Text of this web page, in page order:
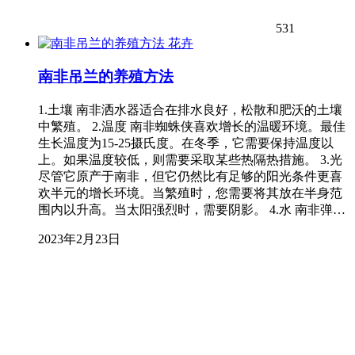
531
花卉
南非吊兰的养殖方法
1.土壤 南非洒水器适合在排水良好，松散和肥沃的土壤
中繁殖。 2.温度 南非蜘蛛侠喜欢增长的温暖环境。最佳
生长温度为15-25摄氏度。在冬季，它需要保持温度以
上。如果温度较低，则需要采取某些热隔热措施。 3.光
尽管它原产于南非，但它仍然比有足够的阳光条件更喜
欢半元的增长环境。当繁殖时，您需要将其放在半身范
围内以升高。当太阳强烈时，需要阴影。 4.水 南非弹…
2023年2月23日